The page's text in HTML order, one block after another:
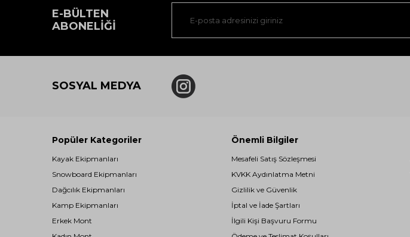
E-BÜLTEN
ABONELIĞI
SOSYAL MEDYA
Popüler Kategoriler
Kayak Ekipmanları
Snowboard Ekipmanları
Dağcılık Ekipmanları
Kamp Ekipmanları
Erkek Mont
Önemli Bilgiler
Mesafeli Satış Sözleşmesi
KVKK Aydınlatma Metni
Gizlilik ve Güvenlik
İptal ve İade Şartları
İlgili Kişi Başvuru Formu